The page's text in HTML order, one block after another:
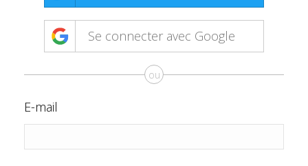
Se connecter avec Google
ou
E-mail